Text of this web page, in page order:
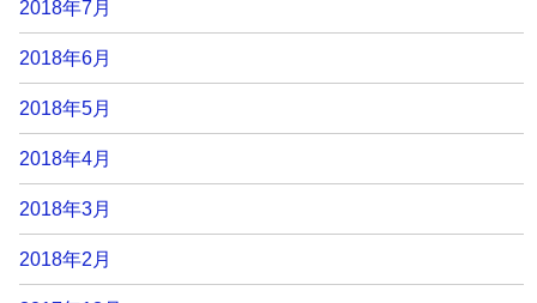
2018年7月
2018年6月
2018年5月
2018年4月
2018年3月
2018年2月